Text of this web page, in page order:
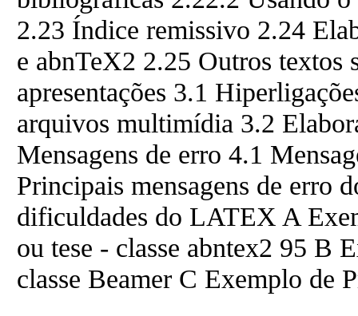
2.23 Índice remissivo 2.24
e abnTeX2 2.25 Outros
apresentações 3.1
arquivos multimídia 3.2
Mensagens de erro 4.1
Principais mensagens de erro
dificuldades do LATEX A
ou tese - classe abntex2 95 B
classe Beamer C Exemplo de